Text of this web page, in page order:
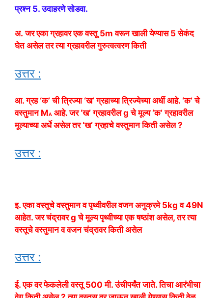
प्रश्न 5. उदाहरणे सोडवा.
अ.जर एका ग्रहावर एक वस्तू 5m वरून खाली येण्यास 5 सेकंद
घेत असेल तर त्या ग्रहावरील गुरुत्वत्वरण किती
उत्तर :
आ. ग्रह ‘क’ ची त्रिज्या ‘ख’ ग्रहाच्या त्रिज्येच्या अर्धी आहे. ‘क’ चे
वस्तुमान MA आहे. जर ‘ख’ ग्रहावरील g चे मूल्य ‘क’ ग्रहावरील
मूल्याच्या अर्धे असेल तर ‘ख’ ग्रहाचे वस्तुमान किती असेल ?
उत्तर :
इ. एका वस्तूचे वस्तुमान व पृथ्वीवरील वजन अनुक्रमे 5kg व 49N
आहेत. जर चंद्रावर g चे मूल्य पृथ्वीच्या एक षष्ठांश असेल, तर त्या
वस्तूचे वस्तुमान व वजन चंद्रावर किती असेल
उत्तर :
ई. एक वर फेकलेली वस्तू 500 मी. उंचीपर्यंत जाते. तिचा आरंभीचा